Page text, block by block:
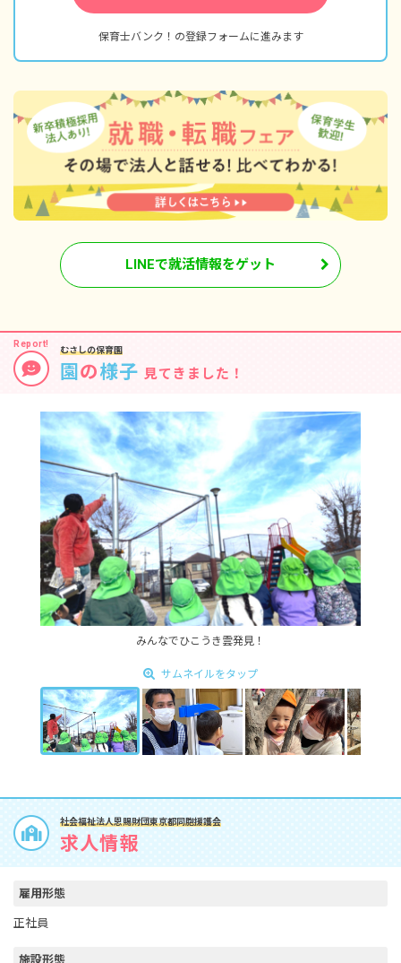
保育士バンク！の登録フォームに進みます
LINEで就活情報をゲット
むさしの保育園
園 の様子 見てきました！
みんなでひこうき雲発見！
サムネイルをタップ
社会福祉法人恩賜財団東京都同胞援護会
求人情報
雇用形態
正社員
施設形態